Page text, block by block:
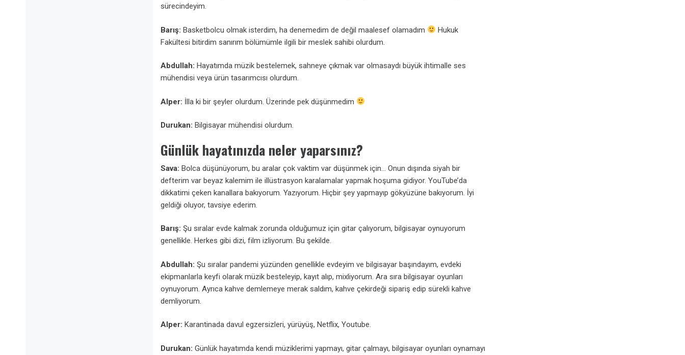
sürecindeyim.
Barış: Basketbolcu olmak isterdim, ha denemedim de değil maalesef olamadım
Hukuk
Fakültesi bitirdim sanırım bölümümle ilgili bir meslek sahibi olurdum.
Abdullah: Hayatımda müzik bestelemek, sahneye çıkmak var olmasaydı büyük ihtimalle ses
mühendisi veya ürün tasarımcısı olurdum.
Alper: İlla ki bir şeyler olurdum. Üzerinde pek düşünmedim
Durukan: Bilgisayar mühendisi olurdum.
Günlük hayatınızda neler yaparsınız?
Sava: Bolca düşünüyorum, bu aralar çok vaktim var düşünmek için… Onun dışında siyah bir
defterim var beyaz kalemim ile illüstrasyon karalamalar yapmak hoşuma gidiyor. YouTube’da
dikkatimi çeken kanallara bakıyorum. Yazıyorum. Hiçbir şey yapmayıp gökyüzüne bakıyorum. İyi
geldiği oluyor, tavsiye ederim.
Barış: Şu sıralar evde kalmak zorunda olduğumuz için gitar çalıyorum, bilgisayar oynuyorum
genellikle. Herkes gibi dizi, film izliyorum. Bu şekilde.
Abdullah: Şu sıralar pandemi yüzünden genellikle evdeyim ve bilgisayar başındayım, evdeki
ekipmanlarla keyfi olarak müzik besteleyip, kayıt alıp, mixliyorum. Ara sıra bilgisayar oyunları
oynuyorum. Ayrıca kahve demlemeye merak saldım, kahve çekirdeği sipariş edip sürekli kahve
demliyorum.
Alper: Karantinada davul egzersizleri, yürüyüş, Netflix, Youtube.
Durukan: Günlük hayatımda kendi müziklerimi yapmayı, gitar çalmayı, bilgisayar oyunları oynamayı